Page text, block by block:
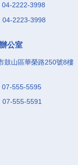
04-2222-3998
04-2223-3998
公室
鼓山區華榮路250號8樓
07-555-5595
07-555-5591